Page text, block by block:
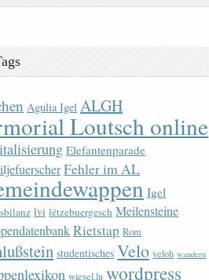
Agulia Igel ALGH
Loutsch online
Elefantenparade
Fehler im AL
Igel
lvi lëtzebuergesch Meilensteine
Rietstap Rom
studentisches Velo veloh wandern
wiesel.lu wordpress